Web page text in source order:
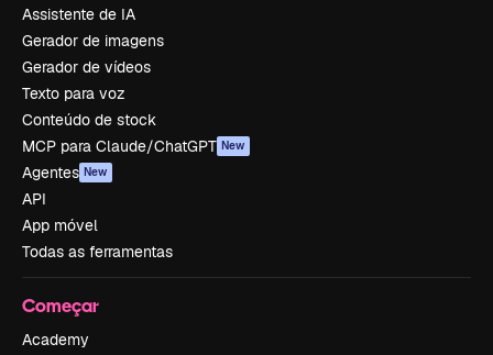
Assistente de IA
Gerador de imagens
Gerador de vídeos
Texto para voz
Conteúdo de stock
MCP para Claude/ChatGPT New
Agentes New
API
App móvel
Todas as ferramentas
Começar
Academy